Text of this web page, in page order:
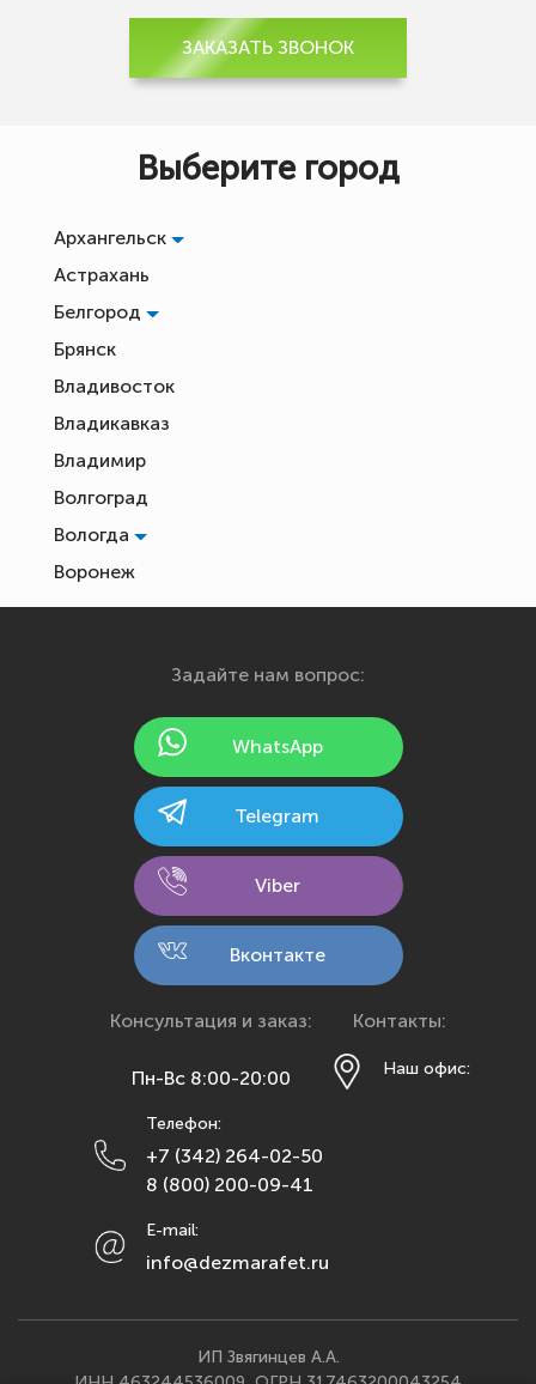
ЗАКАЗАТЬ ЗВОНОК
Выберите город
Архангельск
Астрахань
Белгород
Брянск
Владивосток
Владикавказ
Владимир
Волгоград
Вологда
Воронеж
Екатеринбург
Йошкар-Ола
Калининград
Кемерово
Кострома
Краснодар
Красноярск
Махачкала
Москва
Набережные Челны
Нижний Новгород
Новосибирск
Задайте нам вопрос:
WhatsApp
Telegram
Viber
Вконтакте
Консультация и заказ:
Пн-Вс 8:00-20:00
Телефон:
+7 (342) 264-02-50
8 (800) 200-09-41
E-mail:
info@dezmarafet.ru
Контакты:
Наш офис:
ИП Звягинцев А.А.